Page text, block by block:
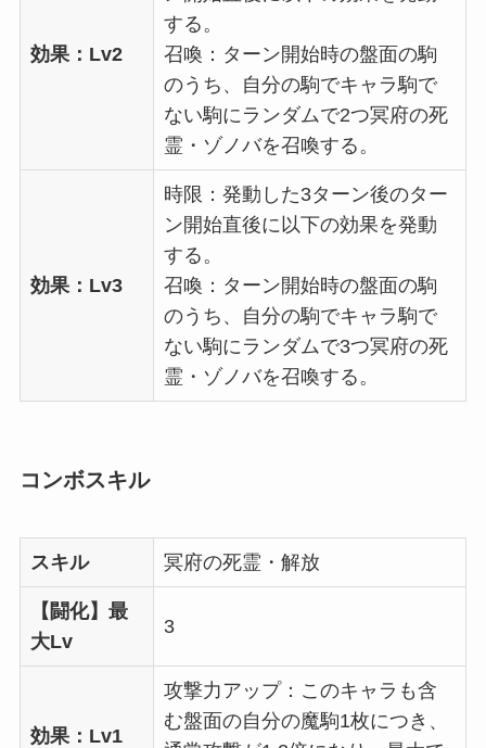
効果：Lv2
する。
召喚：ターン開始時の盤面の駒
のうち、自分の駒でキャラ駒で
ない駒にランダムで2つ冥府の死
霊・ゾノバを召喚する。
効果：Lv3
時限：発動した3ターン後のター
ン開始直後に以下の効果を発動
する。
召喚：ターン開始時の盤面の駒
のうち、自分の駒でキャラ駒で
ない駒にランダムで3つ冥府の死
霊・ゾノバを召喚する。
コンボスキル
スキル 冥府の死霊・解放
【闘化】最
大Lv
3
効果：Lv1
攻撃力アップ：このキャラも含
む盤面の自分の魔駒1枚につき、